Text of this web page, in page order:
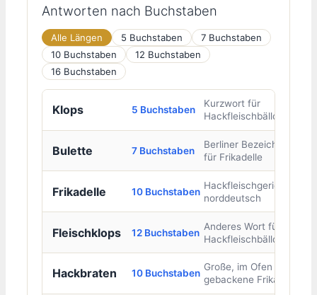
Antworten nach Buchstaben
Alle Längen 5 Buchstaben
7 Buchstaben
10 Buchstaben
12 Buchstaben
16 Buchstaben
Klops 5 Buchstaben
Kurzwort für
Hackfleischbällchen
Bulette 7 Buchstaben
Berliner Bezeichnung
für Frikadelle
Frikadelle 10 Buchstaben
Hackfleischgericht,
norddeutsch
Fleischklops 12 Buchstaben
Anderes Wort für
Hackfleischbällchen
Hackbraten 10 Buchstaben
Große, im Ofen
gebackene Frikadelle